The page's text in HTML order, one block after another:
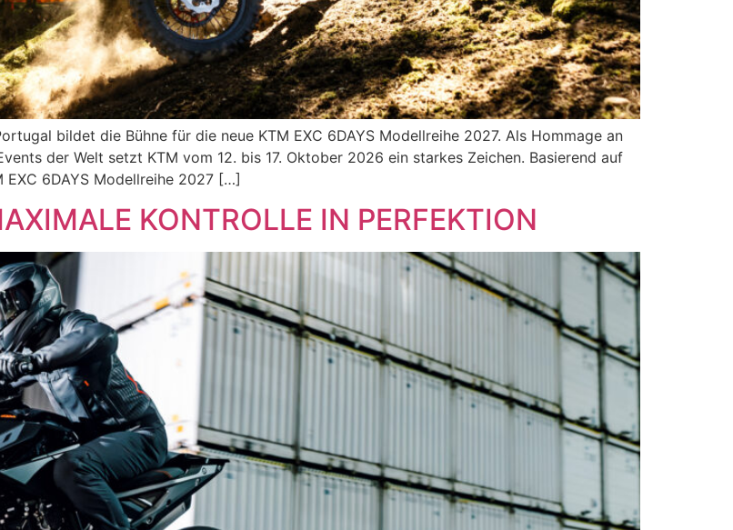
bildet die Bühne für die neue KTM EXC 6DAYS Modellreihe 2027. Als Hommage an
der Welt setzt KTM vom 12. bis 17. Oktober 2026 ein starkes Zeichen. Basierend auf
6DAYS Modellreihe 2027 […]
KONTROLLE IN PERFEKTION